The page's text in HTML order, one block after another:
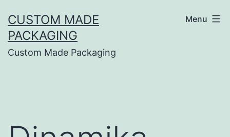
CUSTOM MADE
PACKAGING
Custom Made Packaging
Menu